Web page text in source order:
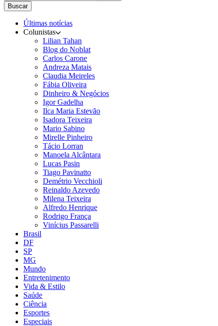
Buscar
Últimas notícias
Colunistas
Lilian Tahan
Blog do Noblat
Carlos Carone
Andreza Matais
Claudia Meireles
Fábia Oliveira
Dinheiro & Negócios
Igor Gadelha
Ilca Maria Estevão
Isadora Teixeira
Mario Sabino
Mirelle Pinheiro
Tácio Lorran
Manoela Alcântara
Lucas Pasin
Tiago Pavinatto
Demétrio Vecchioli
Reinaldo Azevedo
Milena Teixeira
Alfredo Henrique
Rodrigo França
Vinícius Passarelli
Brasil
DF
SP
MG
Mundo
Entretenimento
Vida & Estilo
Saúde
Ciência
Esportes
Especiais